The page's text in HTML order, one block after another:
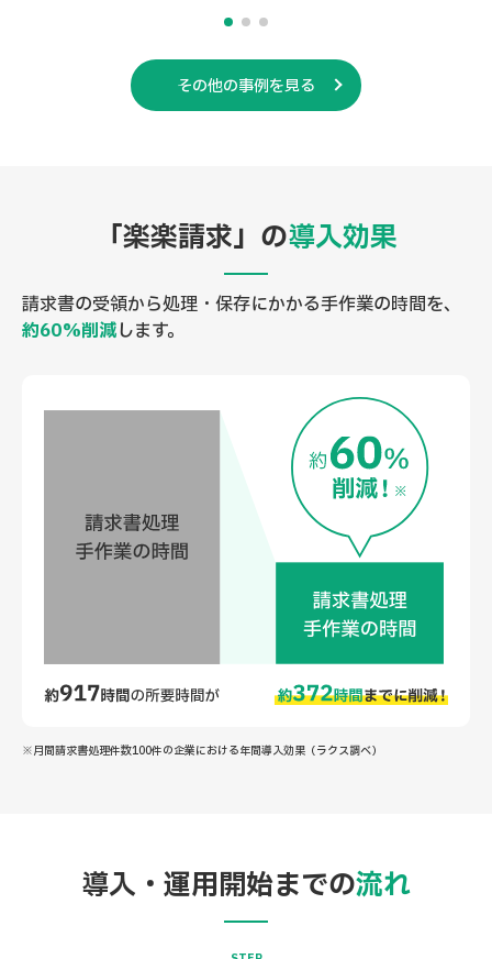
その他の事例を見る
「楽楽請求」の導入効果
請求書の受領から処理・保存にかかる手作業の時間を、
約60%削減します。
※月間請求書処理件数100件の企業における年間導入効果（ラクス調べ）
導入・運用開始までの流れ